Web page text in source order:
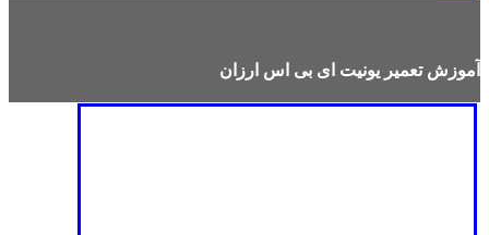
آموزش تعمیر یونیت ای بی اس ارزان